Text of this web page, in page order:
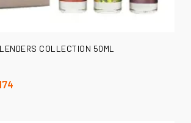
AÑADIR AL CARRITO
COLLECTION 50ML